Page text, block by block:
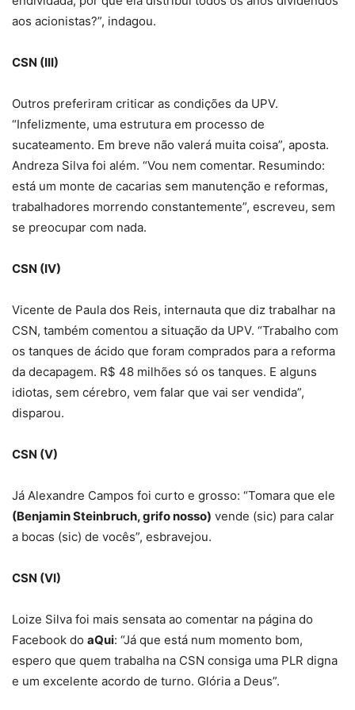
aos acionistas?”, indagou.
CSN (III)
Outros preferiram criticar as condições da UPV.
“Infelizmente, uma estrutura em processo de
sucateamento. Em breve não valerá muita coisa”, aposta.
Andreza Silva foi além. “Vou nem comentar. Resumindo:
está um monte de cacarias sem manutenção e reformas,
trabalhadores morrendo constantemente”, escreveu, sem
se preocupar com nada.
CSN (IV)
Vicente de Paula dos Reis, internauta que diz trabalhar na
CSN, também comentou a situação da UPV. “Trabalho com
os tanques de ácido que foram comprados para a reforma
da decapagem. R$ 48 milhões só os tanques. E alguns
idiotas, sem cérebro, vem falar que vai ser vendida”,
disparou.
CSN (V)
Já Alexandre Campos foi curto e grosso: “Tomara que ele
(Benjamin Steinbruch, grifo nosso) vende (sic) para calar
a bocas (sic) de vocês”, esbravejou.
CSN (VI)
Loize Silva foi mais sensata ao comentar na página do
Facebook do aQui: “Já que está num momento bom,
espero que quem trabalha na CSN consiga uma PLR digna
e um excelente acordo de turno. Glória a Deus”.